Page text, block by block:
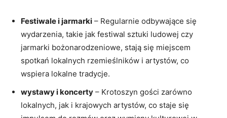
Festiwale i jarmarki – Regularnie odbywające się
wydarzenia, takie jak festiwal sztuki ludowej czy
jarmarki bożonarodzeniowe, stają się miejscem
spotkań lokalnych rzemieślników i artystów, co
wspiera lokalne tradycje.
wystawy i koncerty – Krotoszyn gości zarówno
lokalnych, jak i krajowych artystów, co staje się